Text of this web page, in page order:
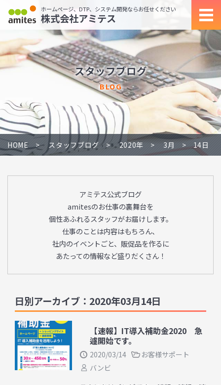
ホームページ、DTP、システム開発ならお任せください
株式会社アミテス
スタッフブログ
BLOG
HOME スタッフブログ 2020年 3月 14日
アミテス公式ブログ
amitesのお仕事の裏舞台を
個性あふれるスタッフがお届けします。
仕事のことは内容はもちろん、
社内のイベントごと、販促品を作るに
あたっての情報など盛りだくさん！
日別アーカイブ：2020年03月14日
【速報】IT導入補助金2020 急
遽開始です。
2020/03/14
お客様サポート
バンビ